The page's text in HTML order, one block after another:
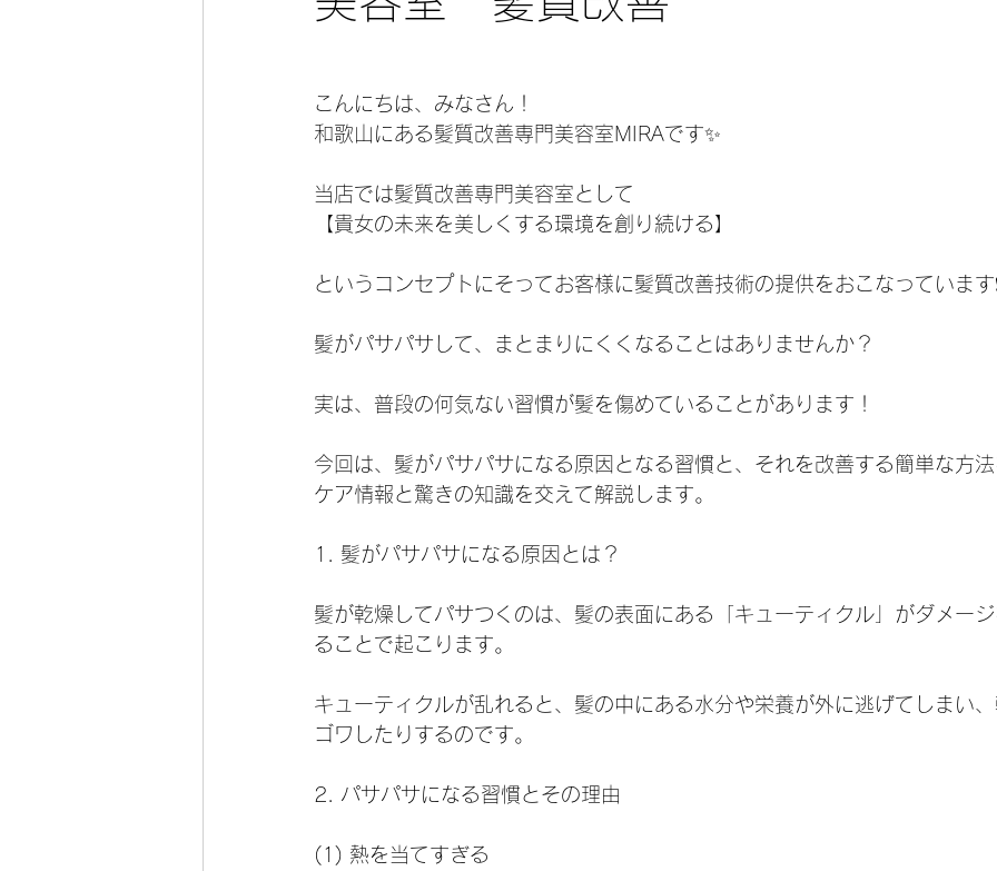
こんにちは、みなさん！
和歌山にある髪質改善専門美容室MIRAです✨
当店では髪質改善専門美容室として
【貴女の未来を美しくする環境を創り続ける】
というコンセプトにそってお客様に髪質改善技術の提供をおこなっています
髪がパサパサして、まとまりにくくなることはありませんか？
実は、普段の何気ない習慣が髪を傷めていることがあります！
今回は、髪がパサパサになる原因となる習慣と、それを改善する簡単な方
ケア情報と驚きの知識を交えて解説します。
1. 髪がパサパサになる原因とは？
髪が乾燥してパサつくのは、髪の表面にある「キューティクル」がダメー
ることで起こります。
キューティクルが乱れると、髪の中にある水分や栄養が外に逃げてしまい
ゴワしたりするのです。
2. パサパサになる習慣とその理由
(1) 熱を当てすぎる